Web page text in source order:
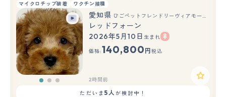
マイクロチップ装着 ワクチン接種
もっと見る
愛知県 ひごペットフレンドリーヴィアモール アピタ江南西店
レッドフォーン
2026年5月10日 生まれ
価格:140,800 円 税込
2時間前
ただいま 5人が検討中！